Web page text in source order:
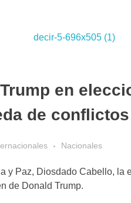
en
de conflictos
Nacionales
y Paz, Diosdado Cabello, la
de Donald Trump.